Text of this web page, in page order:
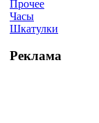
Прочее
Часы
Шкатулки
Реклама